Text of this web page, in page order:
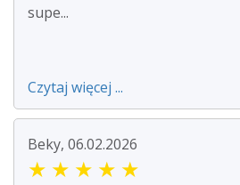
supe...
Czytaj więcej ...
Beky, 06.02.2026
★ ★ ★ ★ ★